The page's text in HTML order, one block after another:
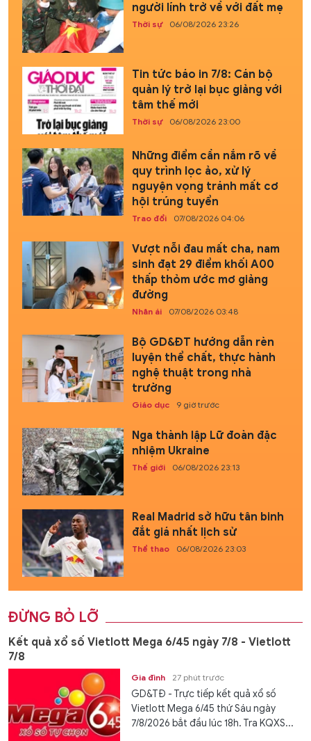
người lính trở về với đất mẹ
Thời sự 06/08/2026 23:26
Tin tức báo in 7/8: Cán bộ
quản lý trở lại bục giảng với
tâm thế mới
Thời sự 06/08/2026 23:00
Những điểm cần nắm rõ về
quy trình lọc ảo, xử lý
nguyện vọng tránh mất cơ
hội trúng tuyển
Trao đổi 07/08/2026 04:06
Vượt nỗi đau mất cha, nam
sinh đạt 29 điểm khối A00
thấp thỏm ước mơ giảng
đường
Nhân ái 07/08/2026 03:48
Bộ GD&ĐT hướng dẫn rèn
luyện thể chất, thực hành
nghệ thuật trong nhà
trường
Giáo dục 9 giờ trước
Nga thành lập Lữ đoàn đặc
nhiệm Ukraine
Thế giới 06/08/2026 23:13
Real Madrid sở hữu tân binh
đắt giá nhất lịch sử
Thể thao 06/08/2026 23:03
ĐỪNG BỎ LỠ
Kết quả xổ số Vietlott Mega 6/45 ngày 7/8 - Vietlott
7/8
Gia đình 27 phút trước
GD&TĐ - Trực tiếp kết quả xổ số
Vietlott Mega 6/45 thứ Sáu ngày
7/8/2026 bắt đầu lúc 18h. Tra KQXS...